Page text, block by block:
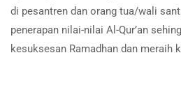
di pesantren dan orang tua/wali
penerapan nilai-nilai Al-Qur’an
kesuksesan Ramadhan dan meraih